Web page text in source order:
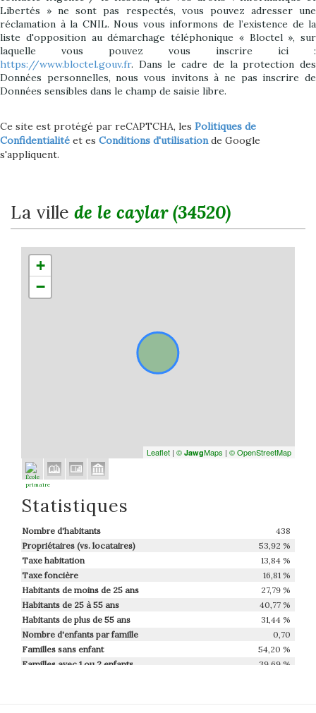
Libertés » ne sont pas respectés, vous pouvez adresser une
réclamation à la CNIL. Nous vous informons de l’existence de la
liste d'opposition au démarchage téléphonique « Bloctel », sur
laquelle vous pouvez vous inscrire ici :
https://www.bloctel.gouv.fr. Dans le cadre de la protection des
Données personnelles, nous vous invitons à ne pas inscrire de
Données sensibles dans le champ de saisie libre.
Ce site est protégé par reCAPTCHA, les Politiques de
Confidentialité et es Conditions d'utilisationde Google
s'appliquent.
la ville de le caylar (34520)
+
−
Leaflet | © JawgMaps | © OpenStreetMap
Statistiques
Nombre d'habitants
438
Propriétaires (vs. locataires)
53,92 %
Taxe habitation
13,84 %
Taxe foncière
16,81 %
Habitants de moins de 25 ans
27,79 %
Habitants de 25 à 55 ans
40,77 %
Habitants de plus de 55 ans
31,44 %
Nombre d'enfants par famille
0,70
Familles sans enfant
54,20 %
Familles avec 1 ou 2 enfants
39,69 %